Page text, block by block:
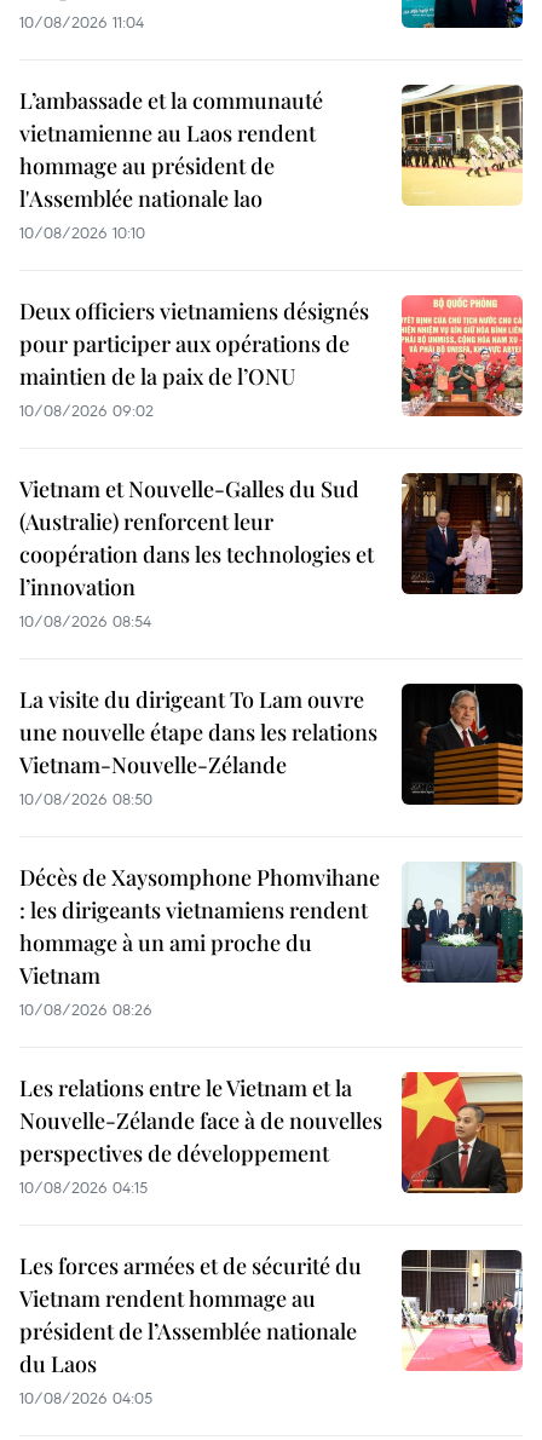
10/08/2026 11:04
L’ambassade et la communauté
vietnamienne au Laos rendent
hommage au président de
l'Assemblée nationale lao
10/08/2026 10:10
Deux officiers vietnamiens désignés
pour participer aux opérations de
maintien de la paix de l’ONU
10/08/2026 09:02
Vietnam et Nouvelle-Galles du Sud
(Australie) renforcent leur
coopération dans les technologies et
l’innovation
10/08/2026 08:54
La visite du dirigeant To Lam ouvre
une nouvelle étape dans les relations
Vietnam-Nouvelle-Zélande
10/08/2026 08:50
Décès de Xaysomphone Phomvihane
: les dirigeants vietnamiens rendent
hommage à un ami proche du
Vietnam
10/08/2026 08:26
Les relations entre le Vietnam et la
Nouvelle-Zélande face à de nouvelles
perspectives de développement
10/08/2026 04:15
Les forces armées et de sécurité du
Vietnam rendent hommage au
président de l’Assemblée nationale
du Laos
10/08/2026 04:05